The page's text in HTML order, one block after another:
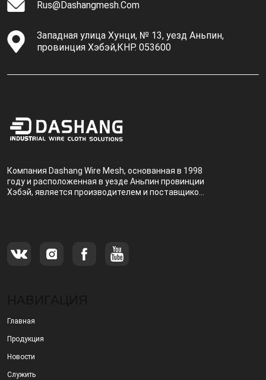
Rus@dashangmesh.com
Западная улица Хунци, № 13, уезд Аньпин,
провинция Хэбэй,КНР. 053600
Компания Dashang Wire Mesh, основанная в 1998
году и расположенная в уезде Аньпин провинции
Хэбэй, является производителем и поставщиком,
Главная
Продукция
Новости
Служить